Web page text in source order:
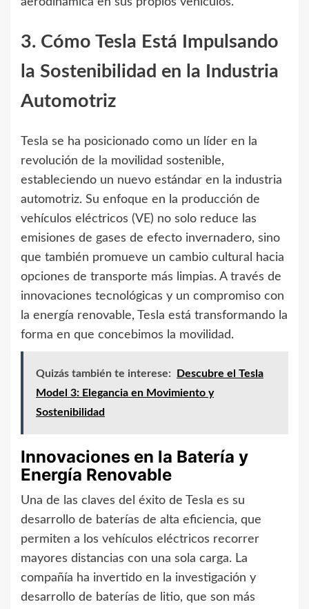
3. Cómo Tesla Está Impulsando
la Sostenibilidad en la Industria
Automotriz
Tesla se ha posicionado como un líder en la
revolución de la movilidad sostenible,
estableciendo un nuevo estándar en la industria
automotriz. Su enfoque en la producción de
vehículos eléctricos (VE) no solo reduce las
emisiones de gases de efecto invernadero, sino
que también promueve un cambio cultural hacia
opciones de transporte más limpias. A través de
innovaciones tecnológicas y un compromiso con
la energía renovable, Tesla está transformando la
forma en que concebimos la movilidad.
Quizás también te interese:
Descubre el Tesla
Model 3: Elegancia en Movimiento y
Sostenibilidad
Innovaciones en la Batería y
Energía Renovable
Una de las claves del éxito de Tesla es su
desarrollo de baterías de alta eficiencia, que
permiten a los vehículos eléctricos recorrer
mayores distancias con una sola carga. La
compañía ha invertido en la investigación y
desarrollo de baterías de litio, que son más